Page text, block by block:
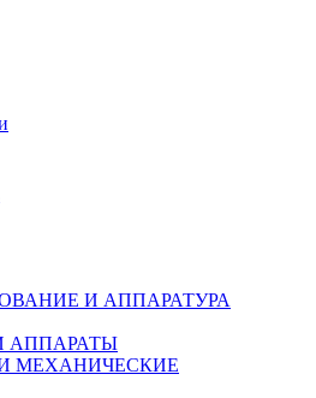
И АППАРАТУРА
АППАРАТЫ
МЕХАНИЧЕСКИЕ